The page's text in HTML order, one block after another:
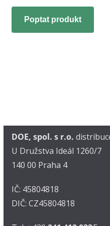
Poptat produkt
DOE, spol. s r.o.
U Družstva Ideál 1260/7
140 00 Praha 4
IČ: 45804818
DIČ: CZ45804818